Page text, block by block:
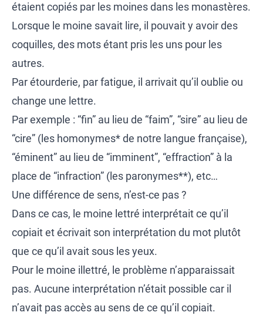
étaient copiés par les moines dans les monastères.
Lorsque le moine savait lire, il pouvait y avoir des
coquilles, des mots étant pris les uns pour les
autres.
Par étourderie, par fatigue, il arrivait qu’il oublie ou
change une lettre.
Par exemple : “fin” au lieu de “faim”, “sire” au lieu de
“cire” (les homonymes* de notre langue française),
“éminent” au lieu de “imminent”, “effraction” à la
place de “infraction” (les paronymes**), etc…
Une différence de sens, n’est-ce pas ?
Dans ce cas, le moine lettré interprétait ce qu’il
copiait et écrivait son interprétation du mot plutôt
que ce qu’il avait sous les yeux.
Pour le moine illettré, le problème n’apparaissait
pas. Aucune interprétation n’était possible car il
n’avait pas accès au sens de ce qu’il copiait.